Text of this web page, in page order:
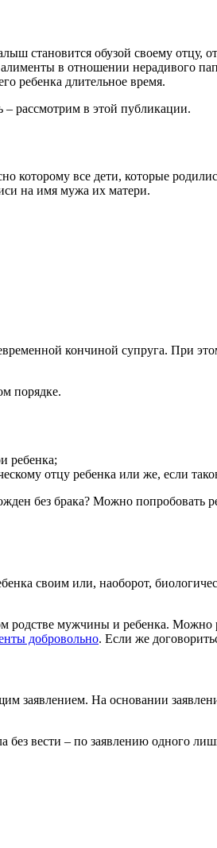
становится обузой своему отцу,
в отношении нерадивого
ребенка длительное время.
– рассмотрим в этой публикации.
которому все дети, которые
на имя мужа их матери.
кончиной супруга. При
порядке.
ребенка;
отцу ребенка или же, если
без брака? Можно попробовать
своим или, наоборот,
родстве мужчины и ребенка.
добровольно. Если же
заявлением. На основании
без вести – по заявлению одного